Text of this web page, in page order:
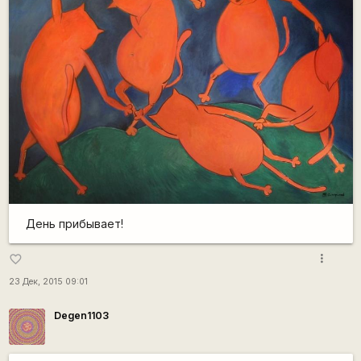
День прибывает!
favorite_border
23 Дек, 2015 09:01
more_vert
Degen1103